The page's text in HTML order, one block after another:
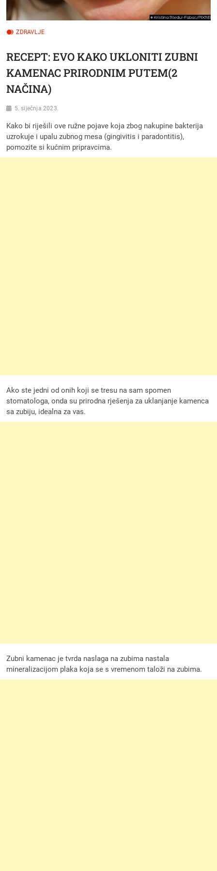
ZDRAVLJE
RECEPT: EVO KAKO UKLONITI ZUBNI
KAMENAC PRIRODNIM PUTEM(2
NAČINA)
5. siječnja 2023.
Kako bi riješili ove ružne pojave koja zbog nakupine bakterija
uzrokuje i upalu zubnog mesa (gingivitis i paradontitis),
pomozite si kućnim pripravcima.
Ako ste jedni od onih koji se tresu na sam spomen
stomatologa, onda su prirodna rješenja za uklanjanje kamenca
sa zubiju, idealna za vas.
Zubni kamenac je tvrda naslaga na zubima nastala
mineralizacijom plaka koja se s vremenom taloži na zubima.